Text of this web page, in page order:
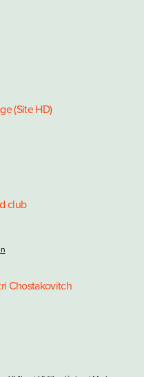
(Site HD)
club
Chostakovitch